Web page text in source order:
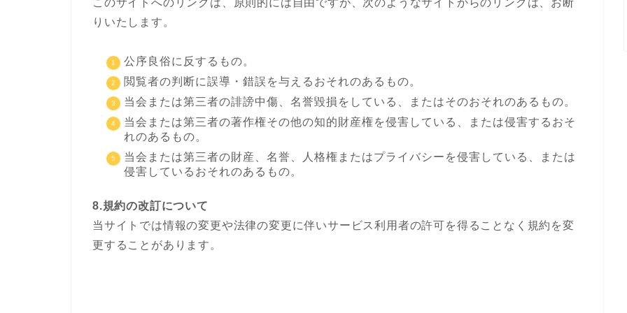
このサイトへのリンクは、原則的には自由ですが、次のようなサイトからのリンクは、お断
りいたします。
公序良俗に反するもの。
閲覧者の判断に誤導・錯誤を与えるおそれのあるもの。
当会または第三者の誹謗中傷、名誉毀損をしている、またはそのおそれのあるもの。
当会または第三者の著作権その他の知的財産権を侵害している、または侵害するおそ
れのあるもの。
当会または第三者の財産、名誉、人格権またはプライバシーを侵害している、または
侵害しているおそれのあるもの。
8.規約の改訂について
当サイトでは情報の変更や法律の変更に伴いサービス利用者の許可を得ることなく規約を変
更することがあります。